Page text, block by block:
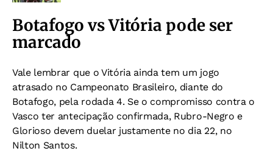
Botafogo vs Vitória pode ser
marcado
Vale lembrar que o Vitória ainda tem um jogo
atrasado no Campeonato Brasileiro, diante do
Botafogo, pela rodada 4. Se o compromisso contra o
Vasco ter antecipação confirmada, Rubro-Negro e
Glorioso devem duelar justamente no dia 22, no
Nilton Santos.